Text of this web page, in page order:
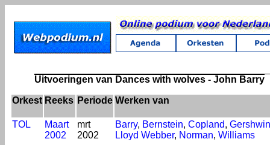
Uitvoeringen van Dances with wolves - John Barry
Orkest Reeks Periode Werken van
TOL
Maart
2002
mrt
2002
Barry, Bernstein, Copland, Gershwin
Lloyd Webber, Norman, Williams